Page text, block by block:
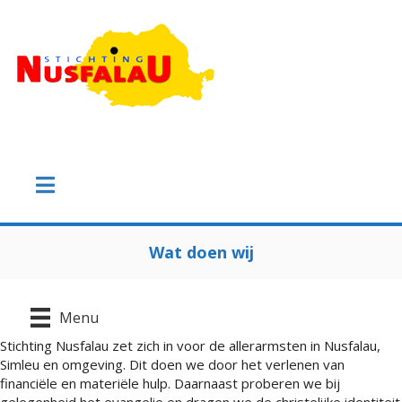
Wat doen wij
Menu
Stichting Nusfalau zet zich in voor de allerarmsten in Nusfalau,
Simleu en omgeving. Dit doen we door het verlenen van
financiële en materiële hulp. Daarnaast proberen we bij